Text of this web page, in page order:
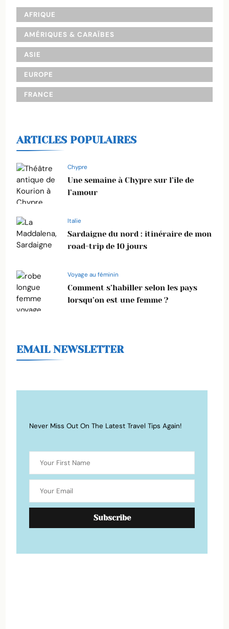
AFRIQUE
AMÉRIQUES & CARAÏBES
ASIE
EUROPE
FRANCE
ARTICLES POPULAIRES
Chypre
Une semaine à Chypre sur l’île de
l’amour
Italie
Sardaigne du nord : itinéraire de mon
road-trip de 10 jours
Voyage au féminin
Comment s’habiller selon les pays
lorsqu’on est une femme ?
EMAIL NEWSLETTER
Never Miss Out On The Latest Travel Tips Again!